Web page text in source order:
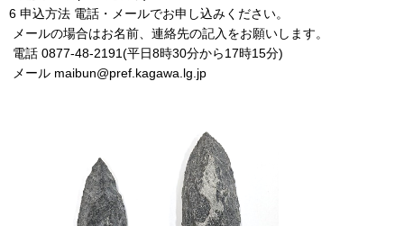
6 申込方法 電話・メールでお申し込みください。
メールの場合はお名前、連絡先の記入をお願いします。
電話 0877-48-2191(平日8時30分から17時15分)
メール maibun@pref.kagawa.lg.jp